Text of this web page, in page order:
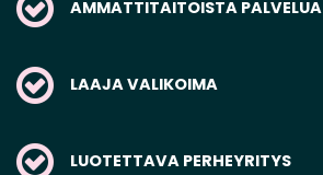
AMMATTITAITOISTA PALVELUA
LAAJA VALIKOIMA
LUOTETTAVA PERHEYRITYS